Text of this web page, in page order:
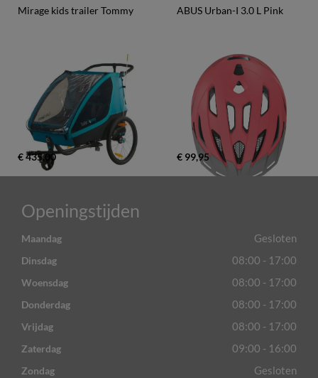
Mirage kids trailer Tommy
€ 435,00
ABUS Urban-I 3.0 L Pink
€ 99,95
Openingstijden
Maandag Gesloten
Dinsdag 08:00 - 17:00
Woensdag 08:00 - 17:00
Donderdag 08:00 - 17:00
Vrijdag 08:00 - 17:00
Zaterdag 09:00 - 16:00
Zondag Gesloten